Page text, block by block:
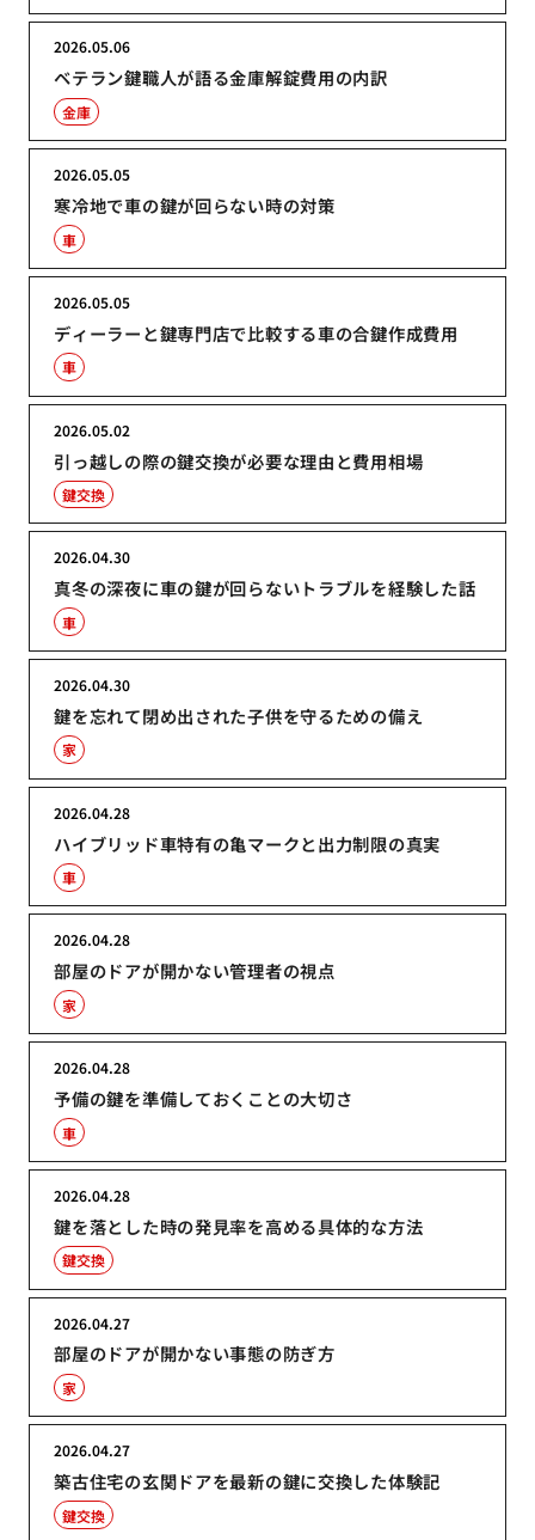
ベテラン鍵職人が語る金庫解錠費用の内訳
2026.05.06
金庫
寒冷地で車の鍵が回らない時の対策
2026.05.05
車
ディーラーと鍵専門店で比較する車の合鍵作成費用
2026.05.05
車
引っ越しの際の鍵交換が必要な理由と費用相場
2026.05.02
鍵交換
真冬の深夜に車の鍵が回らないトラブルを経験した話
2026.04.30
車
鍵を忘れて閉め出された子供を守るための備え
2026.04.30
家
ハイブリッド車特有の亀マークと出力制限の真実
2026.04.28
車
部屋のドアが開かない管理者の視点
2026.04.28
家
予備の鍵を準備しておくことの大切さ
2026.04.28
車
鍵を落とした時の発見率を高める具体的な方法
2026.04.28
鍵交換
部屋のドアが開かない事態の防ぎ方
2026.04.27
家
築古住宅の玄関ドアを最新の鍵に交換した体験記
2026.04.27
鍵交換